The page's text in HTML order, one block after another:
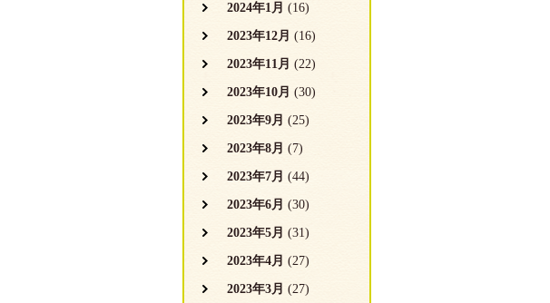
2024年1月 (16)
2023年12月 (16)
2023年11月 (22)
2023年10月 (30)
2023年9月 (25)
2023年8月 (7)
2023年7月 (44)
2023年6月 (30)
2023年5月 (31)
2023年4月 (27)
2023年3月 (27)